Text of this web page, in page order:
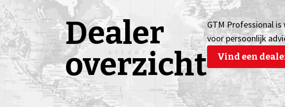
Dealer
overzicht
GTM Professional
voor persoonlijk
Vind een